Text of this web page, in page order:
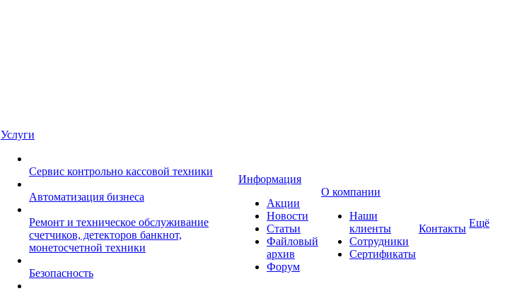
Услуги
Сервис контрольно кассовой техники
Автоматизация бизнеса
Ремонт и техническое обслуживание
счетчиков, детекторов банкнот,
монетосчетной техники
Безопасность
Информация
Акции
Новости
Статьи
Файловый
архив
Форум
О компании
Наши
клиенты
Сотрудники
Сертификаты
Контакты Ещё